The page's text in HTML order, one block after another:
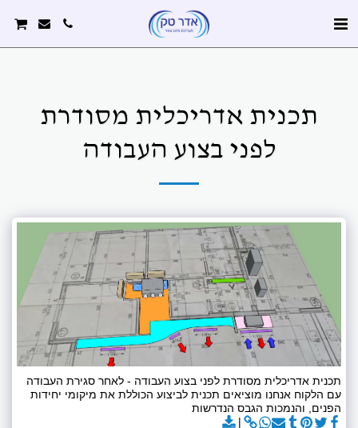
תכנית אדריכלית מסודרת
לפני בצוע העבודה
תכנית אדריכלית מסודרת לפני בצוע העבודה - לאחר סגירת העבודה
עם הלקוח אנחנו מוציאים תכנית לביצוע הכוללת את מיקומי יחידות
הפנים, והנמכות הגבס הנדרשות